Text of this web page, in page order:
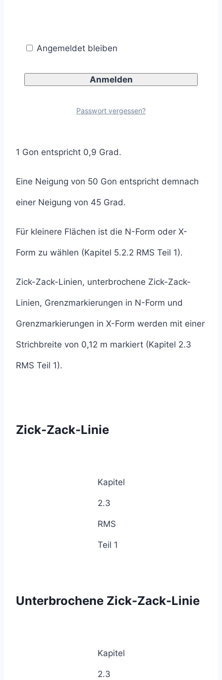
Neigung von 50 Gon und eine Höhe zwischen
1 Gon entspricht 0,9 Grad.
Eine Neigung von 50 Gon entspricht demnach
einer Neigung von 45 Grad.
Für kleinere Flächen ist die N-Form oder X-
Form zu wählen (Kapitel 5.2.2 RMS Teil 1).
Zick-Zack-Linien, unterbrochene Zick-Zack-
Linien, Grenzmarkierungen in N-Form und
Grenzmarkierungen in X-Form werden mit einer
Strichbreite von 0,12 m markiert (Kapitel 2.3
RMS Teil 1).
Zick-Zack-Linie
Kapitel
2.3
RMS
Teil 1
Unterbrochene Zick-Zack-Linie
Kapitel
2.3
Angemeldet bleiben
Passwort vergessen?